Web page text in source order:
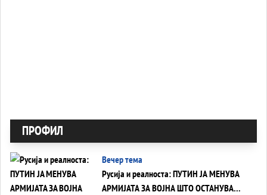
ПРОФИЛ
Вечер тема
Русија и реалноста: ПУТИН ЈА МЕНУВА
АРМИЈАТА ЗА ВОЈНА ШТО ОСТАНУВА